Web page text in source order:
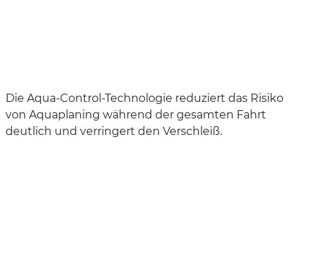
Die Aqua-Control-Technologie reduziert das Risiko
von Aquaplaning während der gesamten Fahrt
deutlich und verringert den Verschleiß.